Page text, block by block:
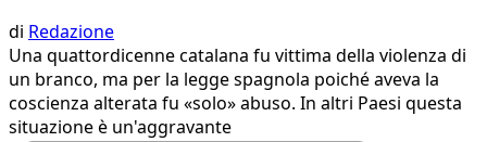
di Redazione
Una quattordicenne catalana fu vittima della violenza di
un branco, ma per la legge spagnola poiché aveva la
coscienza alterata fu «solo» abuso. In altri Paesi questa
situazione è un'aggravante